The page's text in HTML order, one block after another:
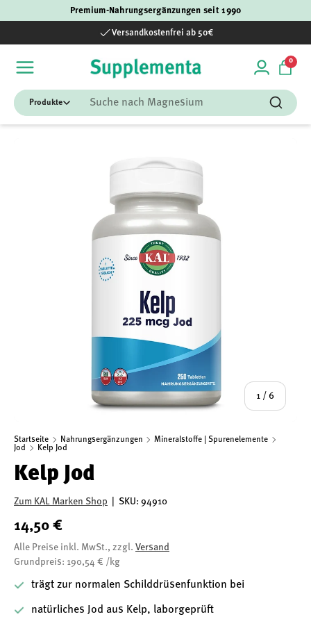
Premium-Nahrungsergänzungen seit 1990
Versandkostenfrei ab 50€
Einloggen
00
Suchen
Suchen
1 / von
6
Startseite Nahrungsergänzungen
Mineralstoffe | Spurenelemente
Jod
Kelp Jod
Kelp Jod
Zum KAL Marken Shop SKU: 94910
14,50 €
Alle Preise inkl. MwSt., zzgl. Versand
Grundpreis: 190,54 € /kg
trägt zur normalen Schilddrüsenfunktion bei
natürliches Jod aus Kelp, laborgeprüft